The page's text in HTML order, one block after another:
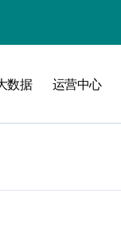
数据 运营中心